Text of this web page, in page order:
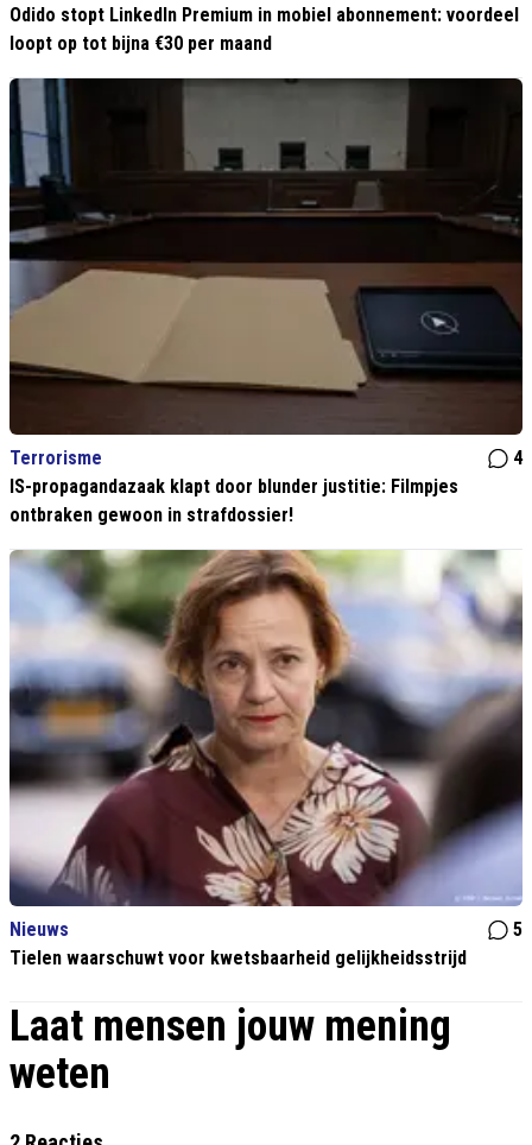
Odido stopt LinkedIn Premium in mobiel abonnement: voordeel
loopt op tot bijna €30 per maand
Terrorisme
4
IS-propagandazaak klapt door blunder justitie: Filmpjes
ontbraken gewoon in strafdossier!
Nieuws
5
Tielen waarschuwt voor kwetsbaarheid gelijkheidsstrijd
Laat mensen jouw mening
weten